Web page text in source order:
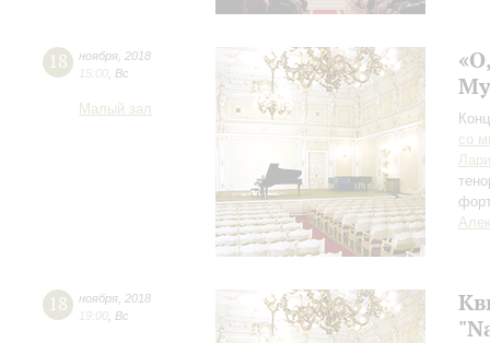
18 ноября 2018
15:00 Вс
Малый зал
со
18 ноября 2018
19:00 Вс